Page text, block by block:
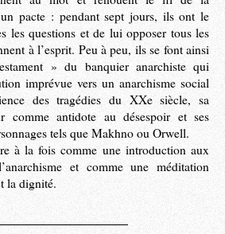
pacte : pendant sept jours, ils ont le
les questions et de lui opposer tous les
à l’esprit. Peu à peu, ils se font ainsi
» du banquier anarchiste qui
imprévue vers un anarchisme social
des tragédies du XXe siècle, sa
comme antidote au désespoir et ses
tels que Makhno ou Orwell.
à la fois comme une introduction aux
et comme une méditation
la dignité.